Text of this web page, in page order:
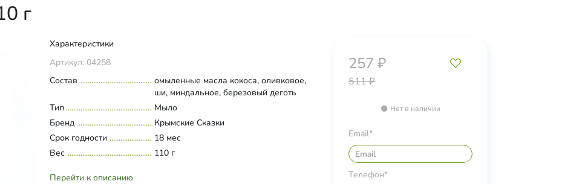
г
Характеристики
Артикул: 04258
Состав
омыленные масла кокоса, оливковое,
ши, миндальное, березовый деготь
Тип
Мыло
Бренд
Крымские Сказки
Срок годности
18 мес
Вес
110 г
Перейти к описанию
257 ₽
511 ₽
Нет в наличии
Email*
Телефон*